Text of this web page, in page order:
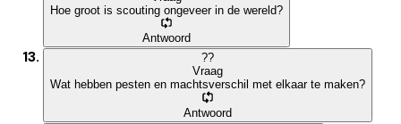
Hoe groot is scouting ongeveer in de wereld?
Antwoord
??
Vraag
Wat hebben pesten en machtsverschil met elkaar te maken?
Antwoord